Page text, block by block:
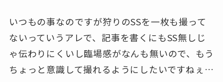
いつもの事なのですが狩りのSSを一枚も撮って
ないっていうアレで、記事を書くにもSS無しじ
ゃ伝わりにくいし臨場感がなんも無いので、もう
ちょっと意識して撮れるようにしたいですねぇ…